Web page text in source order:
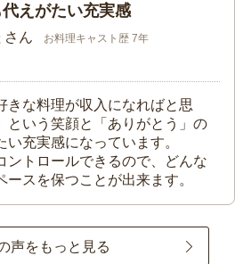
えがたい充実感
さん お料理キャスト歴 7年
きな料理が収入になればと思
という笑顔と「ありがとう」の
充実感になっています。
ントロールできるので、どんな
スを保つことが出来ます。
声をもっと見る